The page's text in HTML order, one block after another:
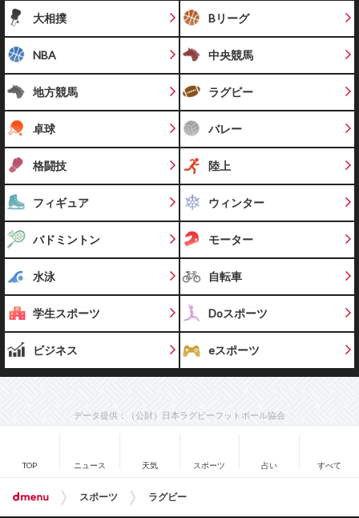
大相撲 Bリーグ
NBA 中央競馬
地方競馬 ラグビー
卓球 バレー
格闘技 陸上
フィギュア ウィンター
バドミントン モーター
水泳 自転車
学生スポーツ Doスポーツ
ビジネス eスポーツ
データ提供：（公財）日本ラグビーフットボール協会
TOP ニュース 天気 スポーツ 占い すべて
スポーツ ラグビー